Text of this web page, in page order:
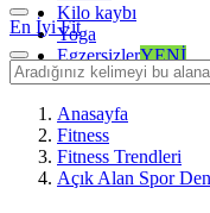
Kilo kaybı
Yoga
EgzersizlerYENİ
En İyi Fit
Anasayfa
Fitness
Fitness Trendleri
Açık Alan Spor